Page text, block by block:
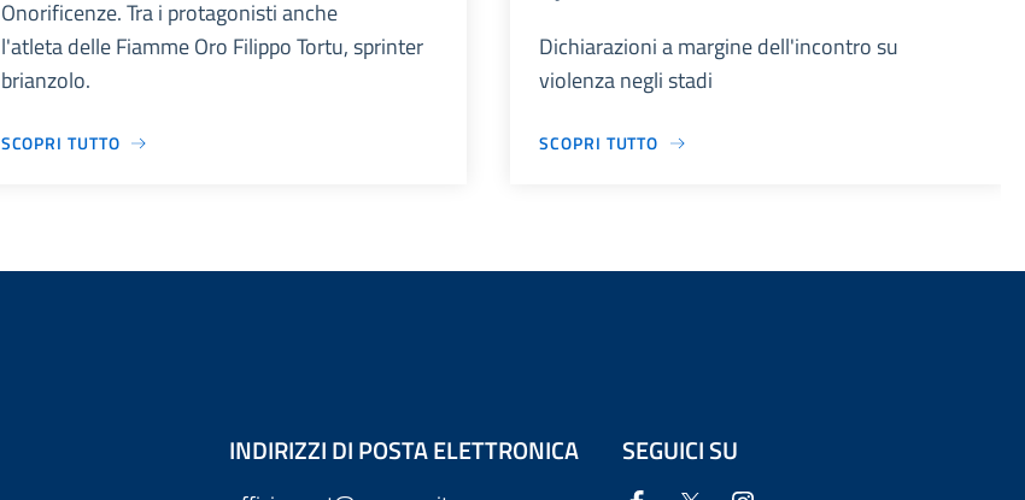
Onorificenze. Tra i protagonisti anche
l'atleta delle Fiamme Oro Filippo Tortu, sprinter
brianzolo.
SCOPRI TUTTO
Dichiarazioni a margine dell'incontro su
violenza negli stadi
SCOPRI TUTTO
INDIRIZZI DI POSTA ELETTRONICA SEGUICI SU